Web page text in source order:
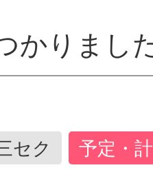
かりまし
セク 予定・